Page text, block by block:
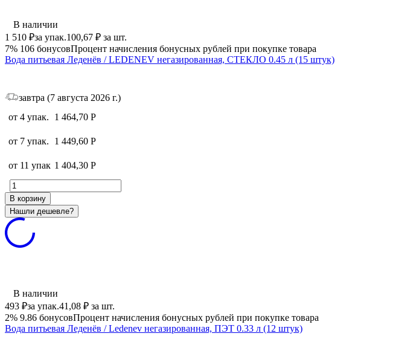
В наличии
1 510 ₽за упак.100,67 ₽ за шт.
7% 106 бонусовПроцент начисления бонусных рублей при покупке товара
Вода питьевая Леденёв / LEDENEV негазированная, СТЕКЛО 0.45 л (15 штук)
завтра (7 августа 2026 г.)
от 4 упак.
1 464,70 Р
от 7 упак. 1 449,60 Р
от 11 упак 1 404,30 Р
В корзину
В наличии
493 ₽за упак.41,08 ₽ за шт.
2% 9.86 бонусовПроцент начисления бонусных рублей при покупке товара
Вода питьевая Леденёв / Ledenev негазированная, ПЭТ 0.33 л (12 штук)